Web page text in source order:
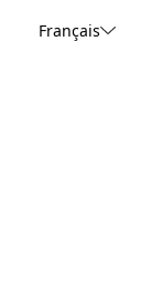
Français